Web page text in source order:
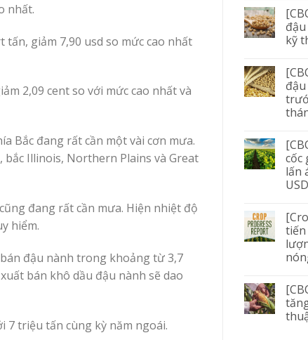
nhất.
giảm 7,90 usd so mức cao nhất
2,09 cent so với mức cao nhất và
Bắc đang rất cần một vài cơn mưa.
Illinois, Northern Plains và Great
đang rất cần mưa. Hiện nhiệt độ
hiểm.
đậu nành trong khoảng từ 3,7
bán khô dầu đậu nành sẽ dao
7 triệu tấn cùng kỳ năm ngoái.
kỹ
cốc
lấn
tiến